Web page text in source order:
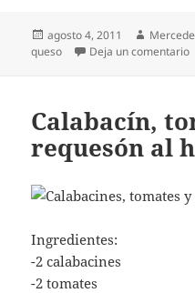
Publicado
el
agosto 4, 2011 Autor
queso
Deja un comentario
Calabacín,
requesón al
Ingredientes:
-2 calabacines
-2 tomates